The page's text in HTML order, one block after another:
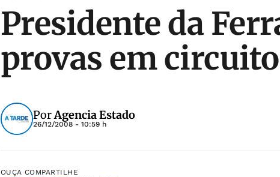
Presidente da
provas em
PorAgencia Estado
26/12/2008 - 10:59 h
OUÇA COMPARTILHE